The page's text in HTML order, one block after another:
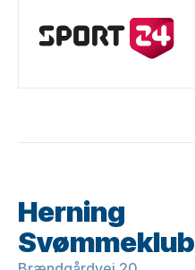
Herning
Svømmeklub